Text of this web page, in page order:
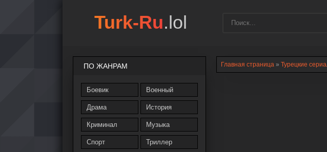
Главная страница » Турецкие
ПО ЖАНРАМ
Боевик
Драма
Криминал
Спорт
Военный
История
Музыка
Триллер
Turk-Ru.lol